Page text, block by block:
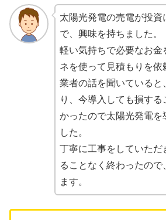
太陽光発電の売電が投資
で、興味を持ちました。
軽い気持ちで必要なお金
ネを使って見積もりを依
業者の話を聞いていると
り、今導入しても損す
かったので太陽光発電を
した。
丁寧に工事をしていただ
ることなく終わったの
ます。